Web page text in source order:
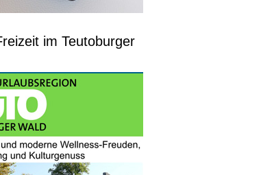
im Teutoburger